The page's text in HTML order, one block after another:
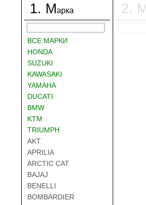
1. Марка
ВСЕ МАРКИ
HONDA
SUZUKI
KAWASAKI
YAMAHA
DUCATI
BMW
KTM
TRIUMPH
AKT
APRILIA
ARCTIC CAT
BAJAJ
BENELLI
BOMBARDIER
2.